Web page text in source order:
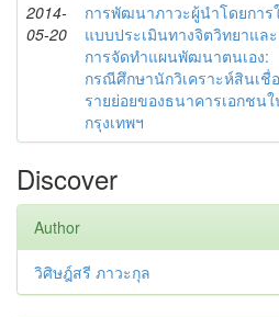
2014-
05-20
การพัฒนาภาวะผู้นำโดยการ
แบบประเมินทางจิตวิทยาและ
การจัดทำแผนพัฒนาตนเอง:
กรณีศึกษานักวิเคราะห์สินเชื่อ
รายย่อยของธนาคารเอกชน
กรุงเทพฯ
Discover
Author
วิศิษฎ์สรี ภาวะกุล